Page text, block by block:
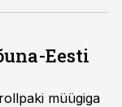
esikohale seada.
Eesti
müügiga